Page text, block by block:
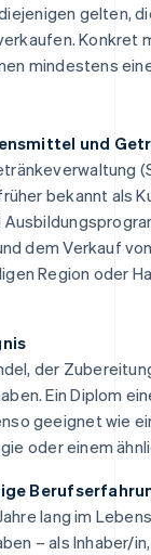
gelten,
Konkret
mindestens
und
bekannt als
dem Verkauf
Region oder
der
Ein Diplom
geeignet wie
oder einem
lang im
– als Inhaber/